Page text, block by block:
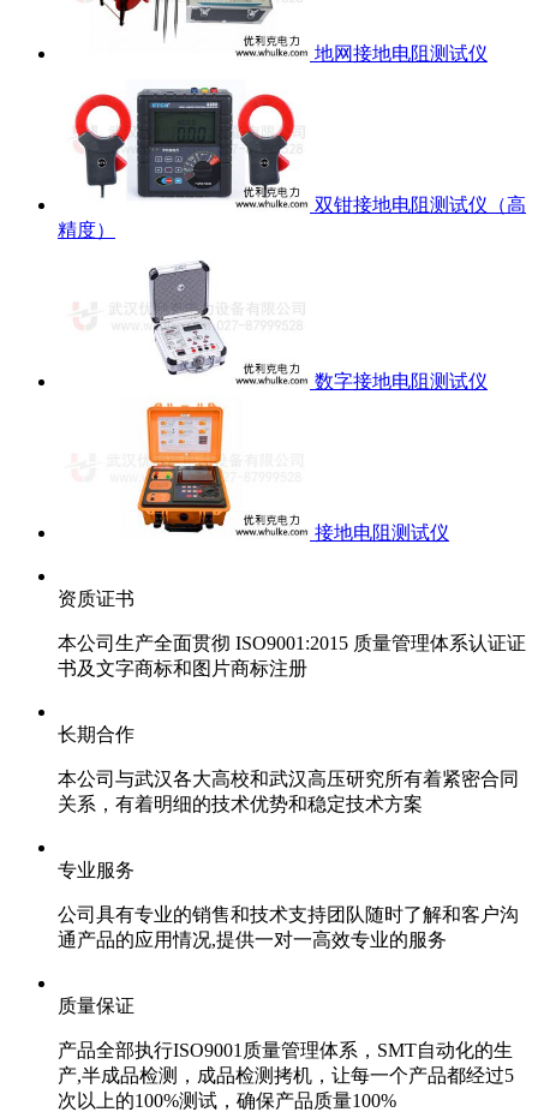
地网接地电阻测试仪
双钳接地电阻测试仪（高
精度）
数字接地电阻测试仪
接地电阻测试仪
资质证书
本公司生产全面贯彻 ISO9001:2015 质量管理体系认证证
书及文字商标和图片商标注册
长期合作
本公司与武汉各大高校和武汉高压研究所有着紧密合同
关系，有着明细的技术优势和稳定技术方案
专业服务
公司具有专业的销售和技术支持团队随时了解和客户沟
通产品的应用情况,提供一对一高效专业的服务
质量保证
产品全部执行ISO9001质量管理体系，SMT自动化的生
产,半成品检测，成品检测拷机，让每一个产品都经过5
次以上的100%测试，确保产品质量100%